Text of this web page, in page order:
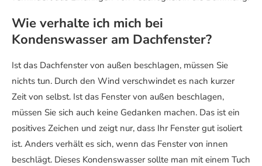
Wie verhalte ich mich bei
Kondenswasser am Dachfenster?
Ist das Dachfenster von außen beschlagen, müssen Sie
nichts tun. Durch den Wind verschwindet es nach kurzer
Zeit von selbst. Ist das Fenster von außen beschlagen,
müssen Sie sich auch keine Gedanken machen. Das ist ein
positives Zeichen und zeigt nur, dass Ihr Fenster gut isoliert
ist. Anders verhält es sich, wenn das Fenster von innen
beschlägt. Dieses Kondenswasser sollte man mit einem Tuch